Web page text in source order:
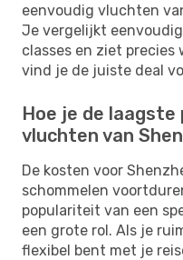
eenvoudig vluchten
Je vergelijkt
classes en ziet
vind je de juiste deal
Hoe je de
vluchten van
De kosten voor
schommelen
populariteit van een
een grote rol. Als je
flexibel bent met je